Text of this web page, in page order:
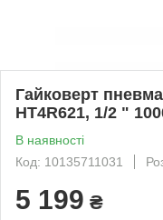
Гайковерт
HT4R621, 1/2 "
В наявності
Код: 10135711031
5 199 ₴